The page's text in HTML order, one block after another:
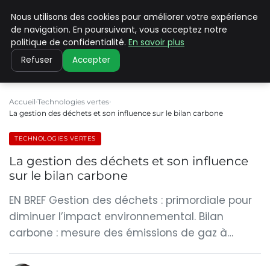
CLIMATE C ADVANCED
Accueil Technologies vertes
La gestion des déchets et son influence sur le bilan carbone
TECHNOLOGIES VERTES
La gestion des déchets et son influence
sur le bilan carbone
EN BREF Gestion des déchets : primordiale pour
diminuer l’impact environnemental. Bilan
carbone : mesure des émissions de gaz à…
Nous utilisons des cookies pour améliorer votre expérience
de navigation. En poursuivant, vous acceptez notre
politique de confidentialité. En savoir plus
Refuser Accepter